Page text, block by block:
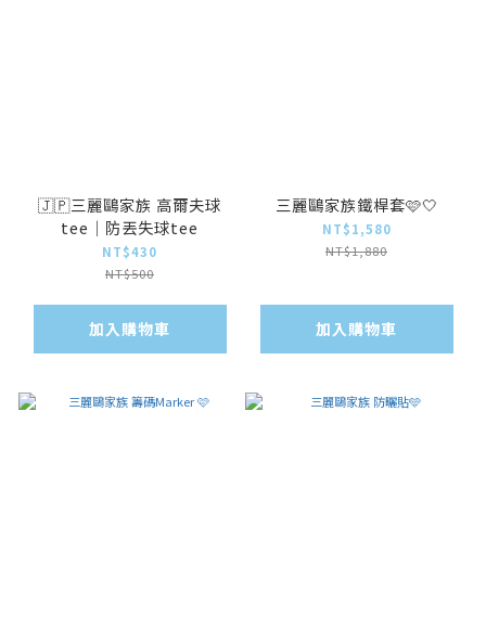
🇯🇵三麗鷗家族 高爾夫球
tee｜防丟失球tee
NT$430
NT$500
加入購物車
三麗鷗家族鐵桿套🩷🤍
NT$1,580
NT$1,880
加入購物車